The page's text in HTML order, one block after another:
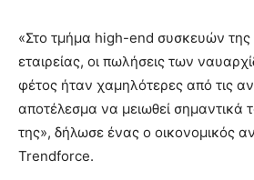
«Στο τμήμα high-end συσκευών της
εταιρείας, οι πωλήσεις των
φέτος ήταν χαμηλότερες από τις
αποτέλεσμα να μειωθεί σημαντικά
της», δήλωσε ένας ο οικονομικός
Trendforce.